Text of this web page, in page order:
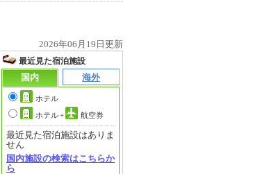
2026年06月19日更新
最近見た宿泊施設
国内
海外
ホテル
ホテル+ 航空券
最近見た宿泊施設はありま
せん
国内施設の検索はこちらか
ら